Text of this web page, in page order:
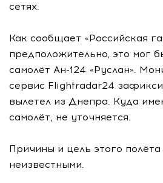
сетях.
Как сообщает «Российская
предположительно, это мог
самолёт Ан-124 «Руслан».
сервис Flightradar24
вылетел из Днепра. Куда
самолёт, не уточняется.
Причины и цель этого полёта
неизвестными.